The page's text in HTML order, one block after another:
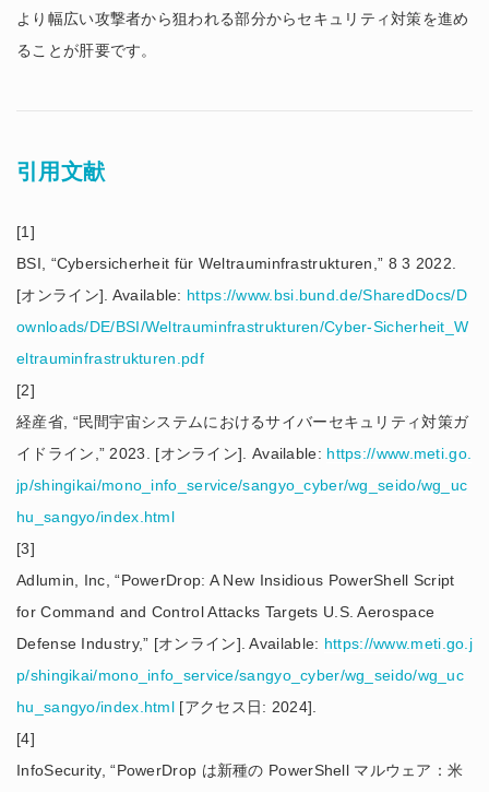
より幅広い攻撃者から狙われる部分からセキュリティ対策を進め
ることが肝要です。
引用文献
[1]
BSI, “Cybersicherheit für Weltrauminfrastrukturen,” 8 3 2022.
[オンライン]. Available: https://www.bsi.bund.de/SharedDocs/D
ownloads/DE/BSI/Weltrauminfrastrukturen/Cyber-Sicherheit_W
eltrauminfrastrukturen.pdf
[2]
経産省, “民間宇宙システムにおけるサイバーセキュリティ対策ガ
イドライン,” 2023. [オンライン]. Available: https://www.meti.go.
jp/shingikai/mono_info_service/sangyo_cyber/wg_seido/wg_uc
hu_sangyo/index.html
[3]
Adlumin, Inc, “PowerDrop: A New Insidious PowerShell Script
for Command and Control Attacks Targets U.S. Aerospace
Defense Industry,” [オンライン]. Available: https://www.meti.go.j
p/shingikai/mono_info_service/sangyo_cyber/wg_seido/wg_uc
hu_sangyo/index.html [アクセス日: 2024].
[4]
InfoSecurity, “PowerDrop は新種の PowerShell マルウェア：米